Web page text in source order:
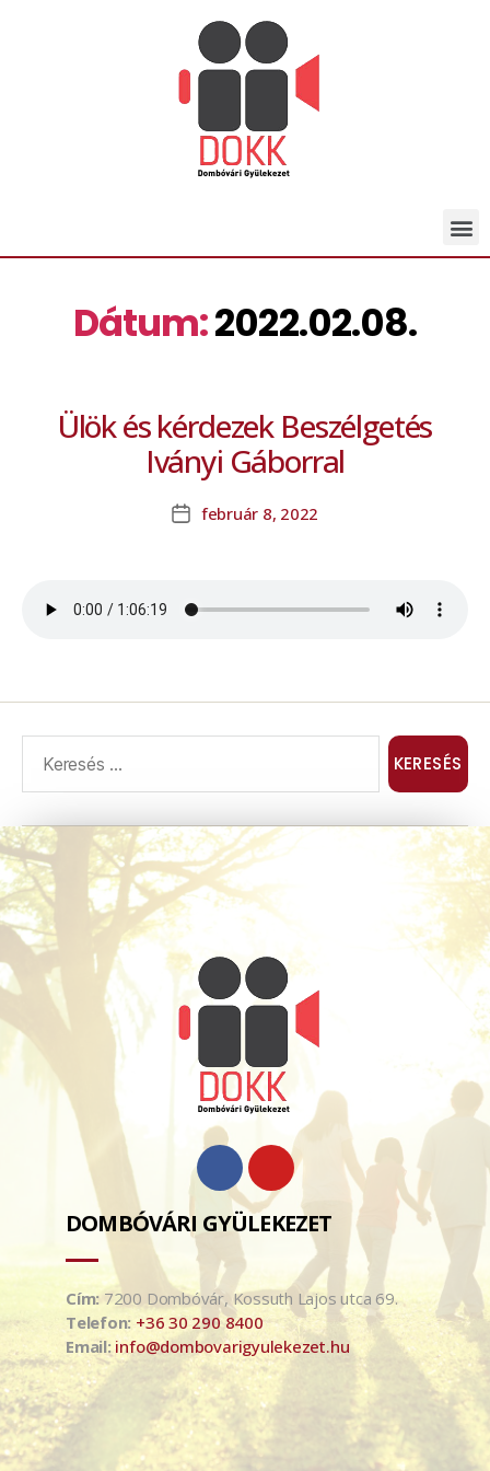
Dátum:2022.02.08.
Ülök és kérdezek Beszélgetés
Iványi Gáborral
február 8, 2022
DOMBÓVÁRI GYÜLEKEZET
Cím: 7200 Dombóvár, Kossuth Lajos utca 69.
Telefon: +36 30 290 8400
Email:info@dombovarigyulekezet.hu